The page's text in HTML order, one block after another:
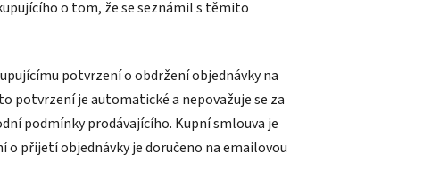
o tom, že se seznámil s těmito
potvrzení o obdržení objednávky na
potvrzení je automatické a nepovažuje se za
podmínky prodávajícího. Kupní smlouva je
o přijetí objednávky je doručeno na emailovou